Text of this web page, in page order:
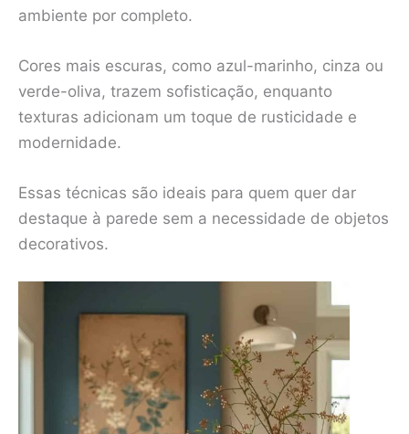
ambiente por completo.
Cores mais escuras, como azul-marinho, cinza ou
verde-oliva, trazem sofisticação, enquanto
texturas adicionam um toque de rusticidade e
modernidade.
Essas técnicas são ideais para quem quer dar
destaque à parede sem a necessidade de objetos
decorativos.